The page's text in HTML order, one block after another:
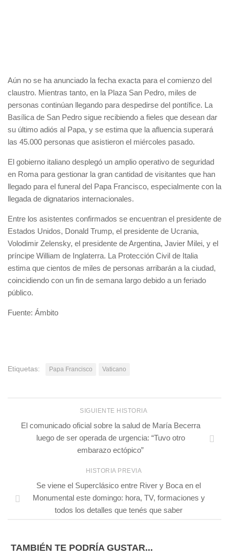
Aún no se ha anunciado la fecha exacta para el comienzo del
claustro. Mientras tanto, en la Plaza San Pedro, miles de
personas continúan llegando para despedirse del pontífice. La
Basílica de San Pedro sigue recibiendo a fieles que desean dar
su último adiós al Papa, y se estima que la afluencia superará
las 45.000 personas que asistieron el miércoles pasado.
El gobierno italiano desplegó un amplio operativo de seguridad
en Roma para gestionar la gran cantidad de visitantes que han
llegado para el funeral del Papa Francisco, especialmente con la
llegada de dignatarios internacionales.
Entre los asistentes confirmados se encuentran el presidente de
Estados Unidos, Donald Trump, el presidente de Ucrania,
Volodimir Zelensky, el presidente de Argentina, Javier Milei, y el
príncipe William de Inglaterra. La Protección Civil de Italia
estima que cientos de miles de personas arribarán a la ciudad,
coincidiendo con un fin de semana largo debido a un feriado
público.
Fuente: Ámbito
Etiquetas: Papa Francisco Vaticano
SIGUIENTE HISTORIA
El comunicado oficial sobre la salud de María Becerra
luego de ser operada de urgencia: “Tuvo otro
embarazo ectópico”
HISTORIA PREVIA
Se viene el Superclásico entre River y Boca en el
Monumental este domingo: hora, TV, formaciones y
todos los detalles que tenés que saber
TAMBIÉN TE PODRÍA GUSTAR...